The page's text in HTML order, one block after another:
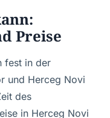
Preise
fest in der
und Herceg Novi
des
in Herceg Novi